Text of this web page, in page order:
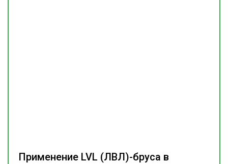
Применение LVL (ЛВЛ)-бруса в